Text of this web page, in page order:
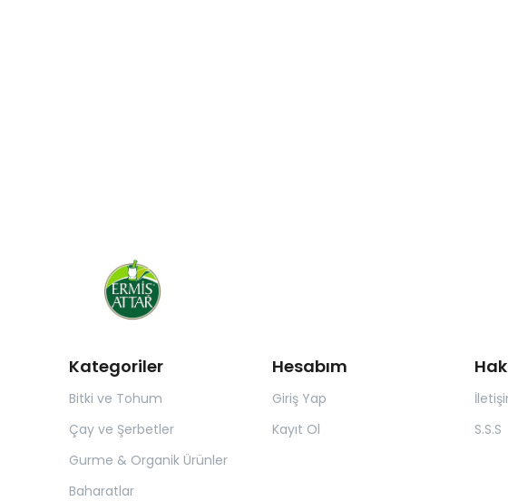
Kategoriler
Bitki ve Tohum
Çay ve Şerbetler
Gurme & Organik Ürünler
Baharatlar
Hesabım
Giriş Yap
Kayıt Ol
S.S.S